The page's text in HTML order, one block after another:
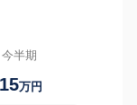
今半期
15万円